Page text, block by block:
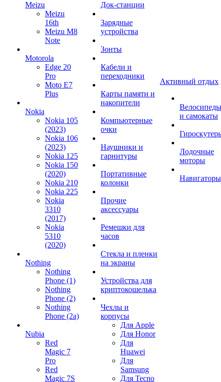
Meizu
Meizu
16th
Meizu M8
Note
Motorola
Edge 20
Pro
Moto E7
Plus
Nokia
Nokia 105
(2023)
Nokia 106
(2023)
Nokia 125
Nokia 150
(2020)
Nokia 210
Nokia 225
Nokia
3310
(2017)
Nokia
5310
(2020)
Nothing
Nothing
Phone (1)
Nothing
Phone (2)
Nothing
Phone (2a)
Nubia
Red
Magic 7
Pro
Red
Magic 7S
Док-станции
Зарядные
устройства
Зонты
Кабели и
переходники
Карты памяти и
накопители
Компьютерные
очки
Наушники и
гарнитуры
Портативные
колонки
Прочие
аксессуары
Ремешки для
часов
Стекла и пленки
на экраны
Устройства для
криптокошелька
Чехлы и
корпусы
Для Apple
Для Honor
Для
Huawei
Для
Samsung
Для Tecno
Активный отдых
Велосипеды
и самокаты
Лодочные
моторы
Навигаторы